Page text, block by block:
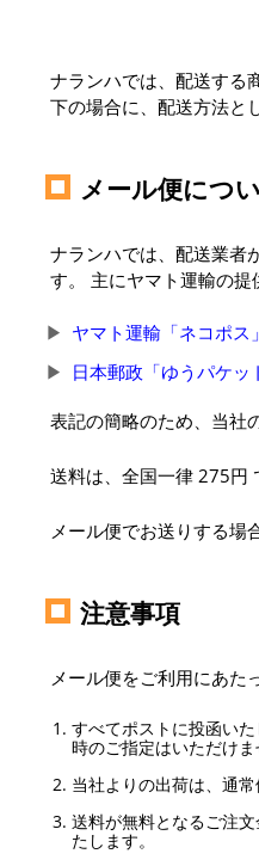
ナランハでは、配送する
下の場合に、配送方法と
メール便につ
ナランハでは、配送業者
す。 主にヤマト運輸の提
ヤマト運輸「ネコポス
日本郵政「ゆうパケッ
表記の簡略のため、当社
送料は、全国一律 275円
メール便でお送りする場
注意事項
メール便をご利用にあた
すべてポストに投函い
時のご指定はいただけま
当社よりの出荷は、通
送料が無料となるご注
たします。